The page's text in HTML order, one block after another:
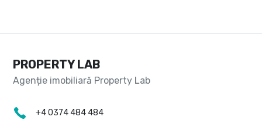
PROPERTY LAB
+4 0374 484 484